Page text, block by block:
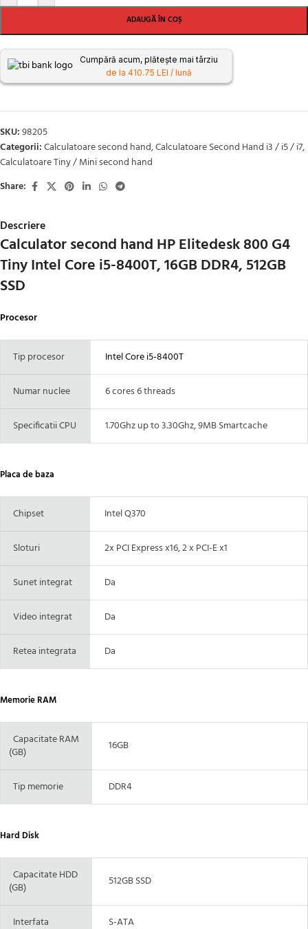
ADAUGĂ ÎN COȘ
Cumpără acum, plătește mai târziu
de la 410.75 LEI / lună
SKU:98205
Categorii:Calculatoare second hand,Calculatoare Second Hand i3 / i5 / i7,
Calculatoare Tiny / Mini second hand
Share:
Descriere
Calculator second hand HP Elitedesk 800 G4
Tiny Intel Core i5-8400T, 16GB DDR4, 512GB
SSD
Procesor
Tip procesor Intel Core i5-8400T
Numar nuclee 6 cores 6 threads
Specificatii CPU 1.70Ghz up to 3.30Ghz, 9MB Smartcache
Placa de baza
Chipset Intel Q370
Sloturi 2x PCI Express x16, 2 x PCI-E x1
Sunet integrat Da
Video integrat Da
Retea integrata Da
Memorie RAM
Capacitate RAM
(GB)
16GB
Tip memorie DDR4
Hard Disk
Capacitate HDD
(GB)
512GB SSD
Interfata S-ATA